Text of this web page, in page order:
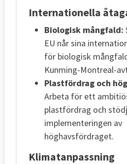
Internationella
Biologisk mångfald:
EU når sina
för biologisk
Kunming-Montreal-
Plastfördrag och
Arbeta för ett
plastfördrag och
implementeringen av
höghavsfördraget.
Klimatanpassning